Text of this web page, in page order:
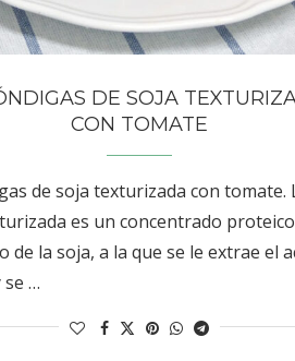
DE SOJA
CON TOMATE
de soja texturizada con tomate.
es un concentrado proteico
de la soja, a la que se le extrae el
se …